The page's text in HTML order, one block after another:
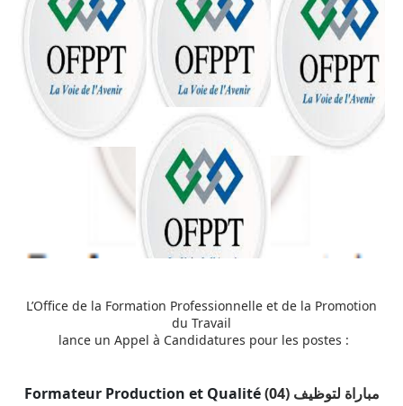
L’Office de la Formation Professionnelle et de la Promotion
du Travail
lance un Appel à Candidatures pour les postes :
مباراة لتوظيف (04)
Formateur Production et Qualité